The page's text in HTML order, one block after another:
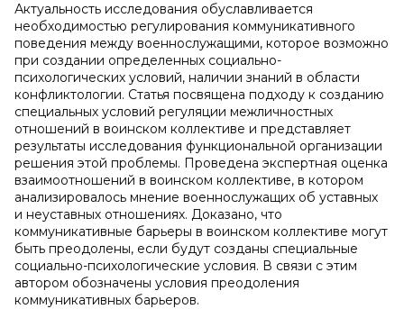
Актуальность исследования обуславливается
необходимостью регулирования коммуникативного
поведения между военнослужащими, которое возможно
при создании определенных социально-
психологических условий, наличии знаний в области
конфликтологии. Статья посвящена подходу к созданию
специальных условий регуляции межличностных
отношений в воинском коллективе и представляет
результаты исследования функциональной организации
решения этой проблемы. Проведена экспертная оценка
взаимоотношений в воинском коллективе, в котором
анализировалось мнение военнослужащих об уставных
и неуставных отношениях. Доказано, что
коммуникативные барьеры в воинском коллективе могут
быть преодолены, если будут созданы специальные
социально-психологические условия. В связи с этим
автором обозначены условия преодоления
коммуникативных барьеров.